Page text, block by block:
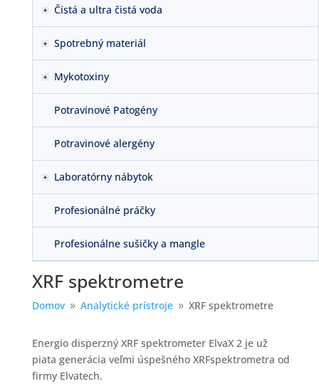
Čistá a ultra čistá voda
Spotrebný materiál
Mykotoxiny
Potravinové Patogény
Potravinové alergény
Laboratórny nábytok
Profesionálné práčky
Profesionálne sušičky a mangle
XRF spektrometre
Domov 9 Analytické prístroje 9 XRF spektrometre
Energio disperzný XRF spektrometer ElvaX 2 je už
piata generácia veľmi úspešného XRFspektrometra od
firmy Elvatech.